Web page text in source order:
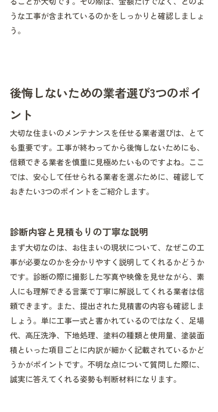
うな工事が含まれているのかをしっかりと確認しましょ
う。
後悔しないための業者選び3つのポイ
ント
大切な住まいのメンテナンスを任せる業者選びは、とて
も重要です。工事が終わってから後悔しないためにも、
信頼できる業者を慎重に見極めたいものですよね。ここ
では、安心して任せられる業者を選ぶために、確認して
おきたい3つのポイントをご紹介します。
診断内容と見積もりの丁寧な説明
まず大切なのは、お住まいの現状について、なぜこの工
事が必要なのかを分かりやすく説明してくれるかどうか
です。診断の際に撮影した写真や映像を見せながら、素
人にも理解できる言葉で丁寧に解説してくれる業者は信
頼できます。また、提出された見積書の内容も確認しま
しょう。単に工事一式と書かれているのではなく、足場
代、高圧洗浄、下地処理、塗料の種類と使用量、塗装面
積といった項目ごとに内訳が細かく記載されているかど
うかがポイントです。不明な点について質問した際に、
誠実に答えてくれる姿勢も判断材料になります。